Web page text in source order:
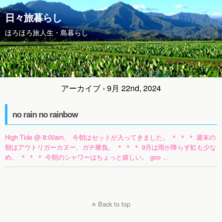
日々旅暮らし
ほろほろ旅人生・島暮らし
アーカイブ › 9月 22nd, 2024
no rain no rainbow
High Tide @ 8:00am. 今朝はセットが入ってきました。 ＊ ＊ ＊ 週末の
朝はアウトリガーカヌー、ガチ勝負。 ＊ ＊ ＊ 9月は雨が降らず虹も少な
め。 ＊ ＊ ＊ 今朝のシャワーはちょっと嬉しい。 goo …
Back to top